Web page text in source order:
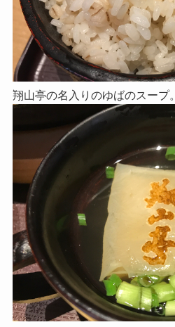
翔山亭の名入りのゆばのスープ。